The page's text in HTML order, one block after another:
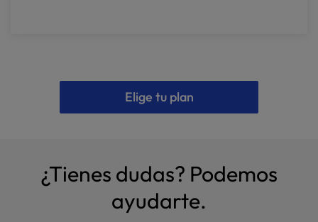
Elige tu plan
¿Tienes dudas? Podemos
ayudarte.